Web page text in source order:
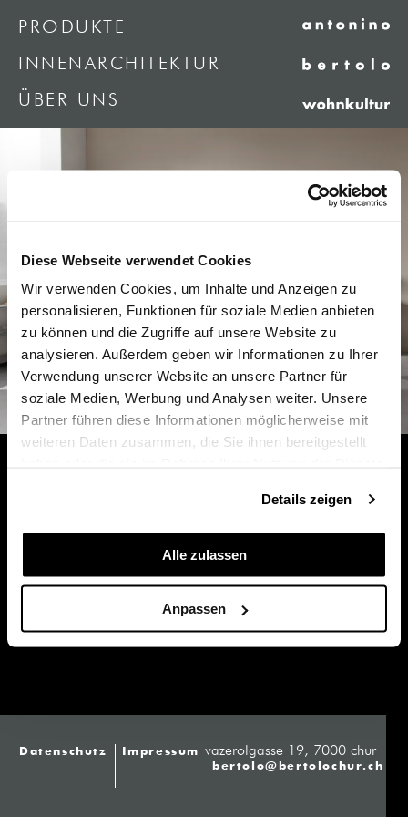
Diese Webseite verwendet Cookies
Wir verwenden Cookies, um Inhalte und Anzeigen zu
personalisieren, Funktionen für soziale Medien anbieten
zu können und die Zugriffe auf unsere Website zu
analysieren. Außerdem geben wir Informationen zu Ihrer
Verwendung unserer Website an unsere Partner für
soziale Medien, Werbung und Analysen weiter. Unsere
Partner führen diese Informationen möglicherweise mit
weiteren Daten zusammen, die Sie ihnen bereitgestellt
Details zeigen
Alle zulassen
Anpassen
PRODUKTE
INNENARCHITEKTUR
ÜBER UNS
Datenschutz Impressum vazerolgasse 19, 7000 chur
bertolo@bertolochur.ch